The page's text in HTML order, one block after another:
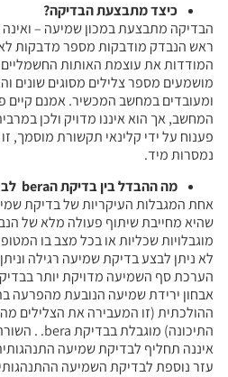
כיצד מתבצעת הבדיקה?
הבדיקה מתבצעת במכון שמיעה – ואינה
ראש הנבדק מודבקות מספר מדבקות
המודדות את עוצמת האותות החשמליים
מושמעים מספר צלילים מסוגים שונים
ומעובדים במחשב המכשיר. אמנם קיים
המחשב, אך הוא איננו מדויק ולכן
פענוח על ידי קלינאי תקשורת מוסמך,
נמסרות מיד.
מה ההבדל בין בדיקת הbera
אחת המגבלות העיקריות של בדיקת
שהיא מחייבת שיתוף פעולה מלא של
מוגבלויות שכליות או בכל מצב בו
לא ניתן לבצע בדיקת שמיעה רגילה
הערכת סף השמיעה מדויקת יותר
אבחון ירידת שמיעה הנובעת מהפרעה
ההולכתית (זו המעבירה את הצלילים
איננה תחליף לבדיקת שמיעה
עזר נוספת לבדיקת השמיעה